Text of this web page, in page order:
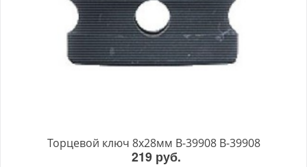
Торцевой ключ 8x28мм B-39908 B-39908
219 руб.